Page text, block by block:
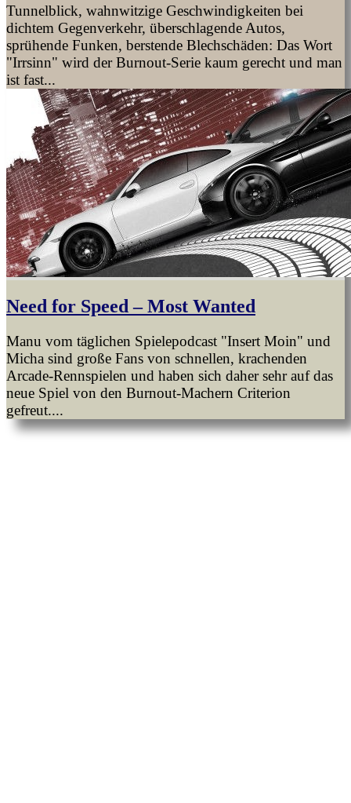
Tunnelblick, wahnwitzige Geschwindigkeiten bei
dichtem Gegenverkehr, überschlagende Autos,
sprühende Funken, berstende Blechschäden: Das Wort
"Irrsinn" wird der Burnout-Serie kaum gerecht und man
ist fast...
Need for Speed – Most Wanted
Manu vom täglichen Spielepodcast "Insert Moin" und
Micha sind große Fans von schnellen, krachenden
Arcade-Rennspielen und haben sich daher sehr auf das
neue Spiel von den Burnout-Machern Criterion
gefreut....